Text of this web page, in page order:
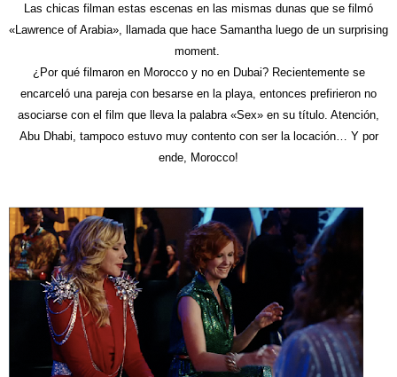
Las chicas filman estas escenas en las mismas dunas que se filmó
«Lawrence of Arabia», llamada que hace Samantha luego de un surprising
moment.
¿Por qué filmaron en Morocco y no en Dubai? Recientemente se
encarceló una pareja con besarse en la playa, entonces prefirieron no
asociarse con el film que lleva la palabra «Sex» en su título. Atención,
Abu Dhabi, tampoco estuvo muy contento con ser la locación… Y por
ende, Morocco!